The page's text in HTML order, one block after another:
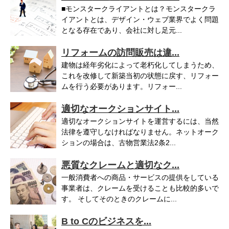
■モンスタークライアントとは？モンスタークラ
イアントとは、デザイン・ウェブ業界でよく問題
となる存在であり、会社に対し足元...
リフォームの訪問販売は違...
建物は経年劣化によって老朽化してしまうため、
これを改修して新築当初の状態に戻す、リフォー
ムを行う必要があります。リフォー...
適切なオークションサイト...
適切なオークションサイトを運営するには、当然
法律を遵守しなければなりません。ネットオーク
ションの場合は、古物営業法2条2...
悪質なクレームと適切なク...
一般消費者への商品・サービスの提供をしている
事業者は、クレームを受けることも比較的多いで
す。 そしてそのときのクレームに...
B to Cのビジネスを...